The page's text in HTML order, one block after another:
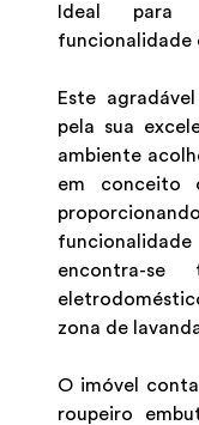
Ideal para
funcionalidade
Este
pela sua
ambiente
em conceito
encontra-se
zona de
O imóvel
roupeiro